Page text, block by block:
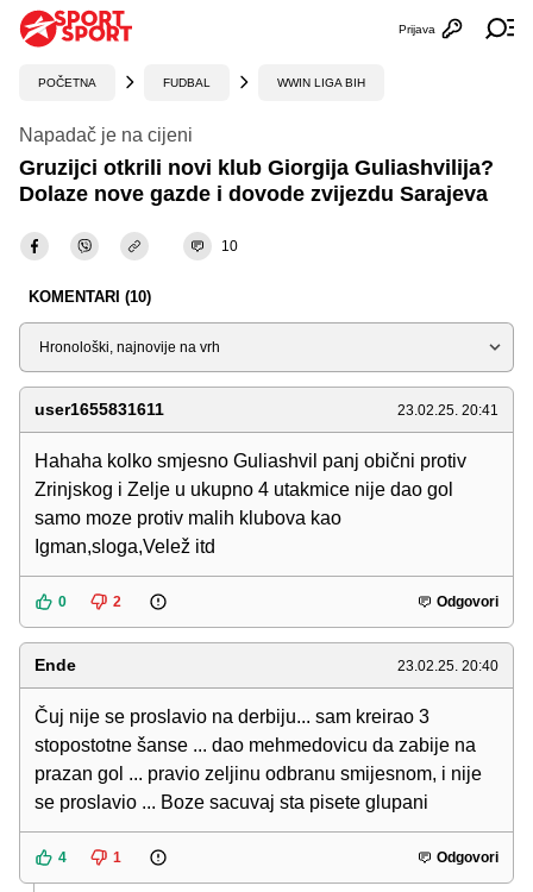
Otvori
Prijava
POČETNA FUDBAL WWIN LIGA BIH
Napadač je na cijeni
Gruzijci otkrili novi klub Giorgija Guliashvilija?
Dolaze nove gazde i dovode zvijezdu Sarajeva
10
KOMENTARI (10)
Sortiraj
user1655831611 23.02.25. 20:41
Hahaha kolko smjesno Guliashvil panj obični protiv
Zrinjskog i Zelje u ukupno 4 utakmice nije dao gol
samo moze protiv malih klubova kao
Igman,sloga,Velež itd
0 2 Odgovori
Ende 23.02.25. 20:40
Čuj nije se proslavio na derbiju... sam kreirao 3
stopostotne šanse ... dao mehmedovicu da zabije na
prazan gol ... pravio zeljinu odbranu smijesnom, i nije
se proslavio ... Boze sacuvaj sta pisete glupani
4 1 Odgovori